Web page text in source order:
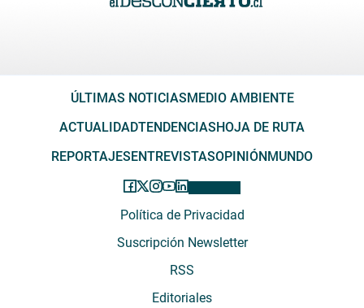
ÚLTIMAS NOTICIASMEDIO AMBIENTE
ACTUALIDADTENDENCIASHOJA DE RUTA
REPORTAJESENTREVISTASOPINIÓNMUNDO
Política de Privacidad
Suscripción Newsletter
RSS
Editoriales